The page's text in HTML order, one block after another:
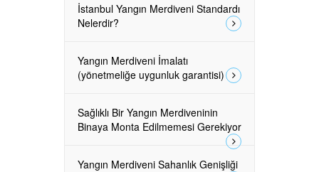
İstanbul Yangın Merdiveni Standardı
Nelerdir?
Yangın Merdiveni İmalatı
(yönetmeliğe uygunluk garantisi)
Sağlıklı Bir Yangın Merdiveninin
Binaya Monta Edilmemesi Gerekiyor
Yangın Merdiveni Sahanlık Genişliği